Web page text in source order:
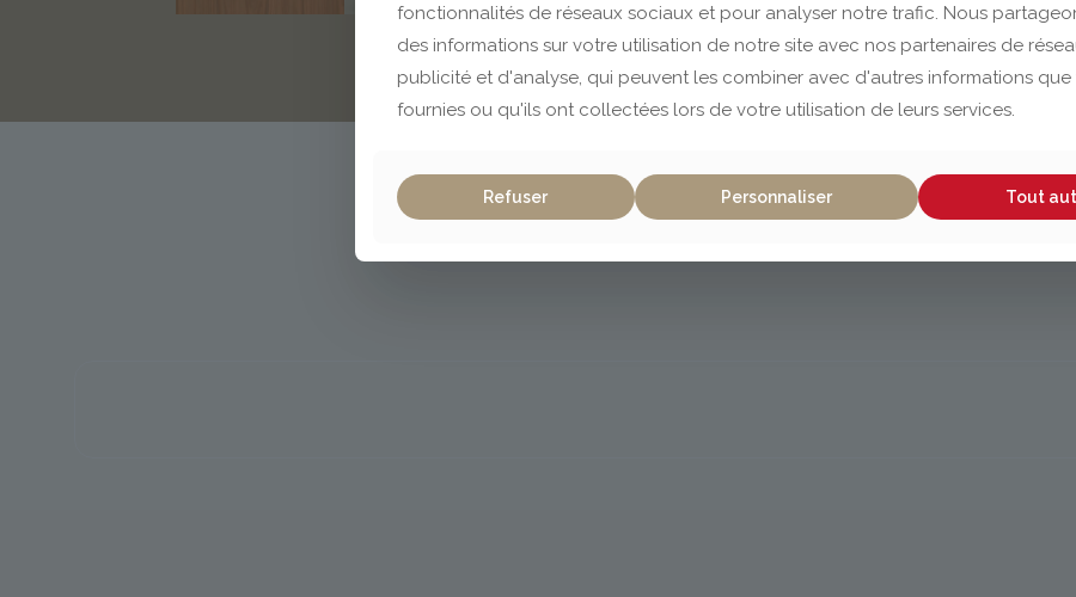
fonctionnalités de réseaux sociaux et pour analyser notre trafic. Nous
des informations sur votre utilisation de notre site avec nos partenaires de
publicité et d'analyse, qui peuvent les combiner avec d'autres informations que
fournies ou qu'ils ont collectées lors de votre utilisation de leurs services.
Refuser Personnaliser Tout